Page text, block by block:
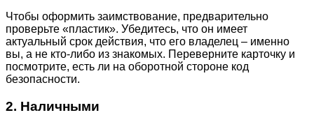
Чтобы оформить заимствование, предварительно
проверьте «пластик». Убедитесь, что он имеет
актуальный срок действия, что его владелец – именно
вы, а не кто-либо из знакомых. Переверните карточку и
посмотрите, есть ли на оборотной стороне код
безопасности.
2. Наличными